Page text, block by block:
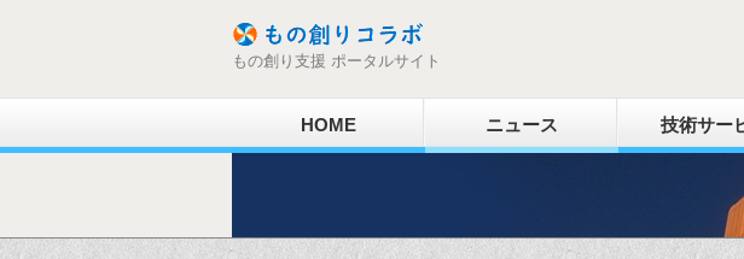
もの創り支援 ポータルサイト
HOME ニュース 技術サー